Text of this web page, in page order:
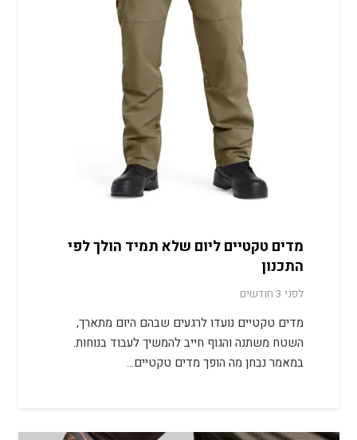
מדים טקטיים ליום שלא תמיד הולך לפי
התכנון
לפני 3 חודשים
מדים טקטיים נועדו לרגעים שבהם היום מתארך,
השטח משתנה והגוף חייב להמשיך לעבוד בנוחות.
במאמר נבחן מה הופך מדים טקטיים…